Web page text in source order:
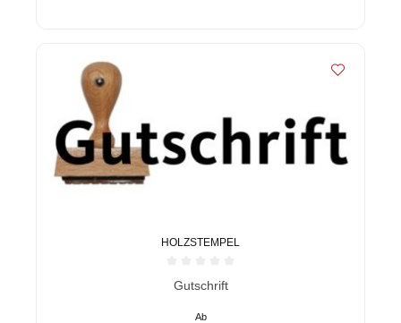
HOLZSTEMPEL
Durchschnittliche Bewertung von 0 von 5 Sternen
Gutschrift
Ab